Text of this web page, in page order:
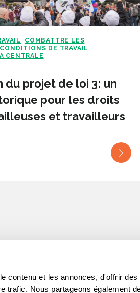
contenu et les annonces, d'offrir des
trafic. Nous partageons également
COMBATTRE LES
CONDITIONS DE TRAVAIL
CENTRALE
du projet de loi 3: un
pour les droits
et travailleurs